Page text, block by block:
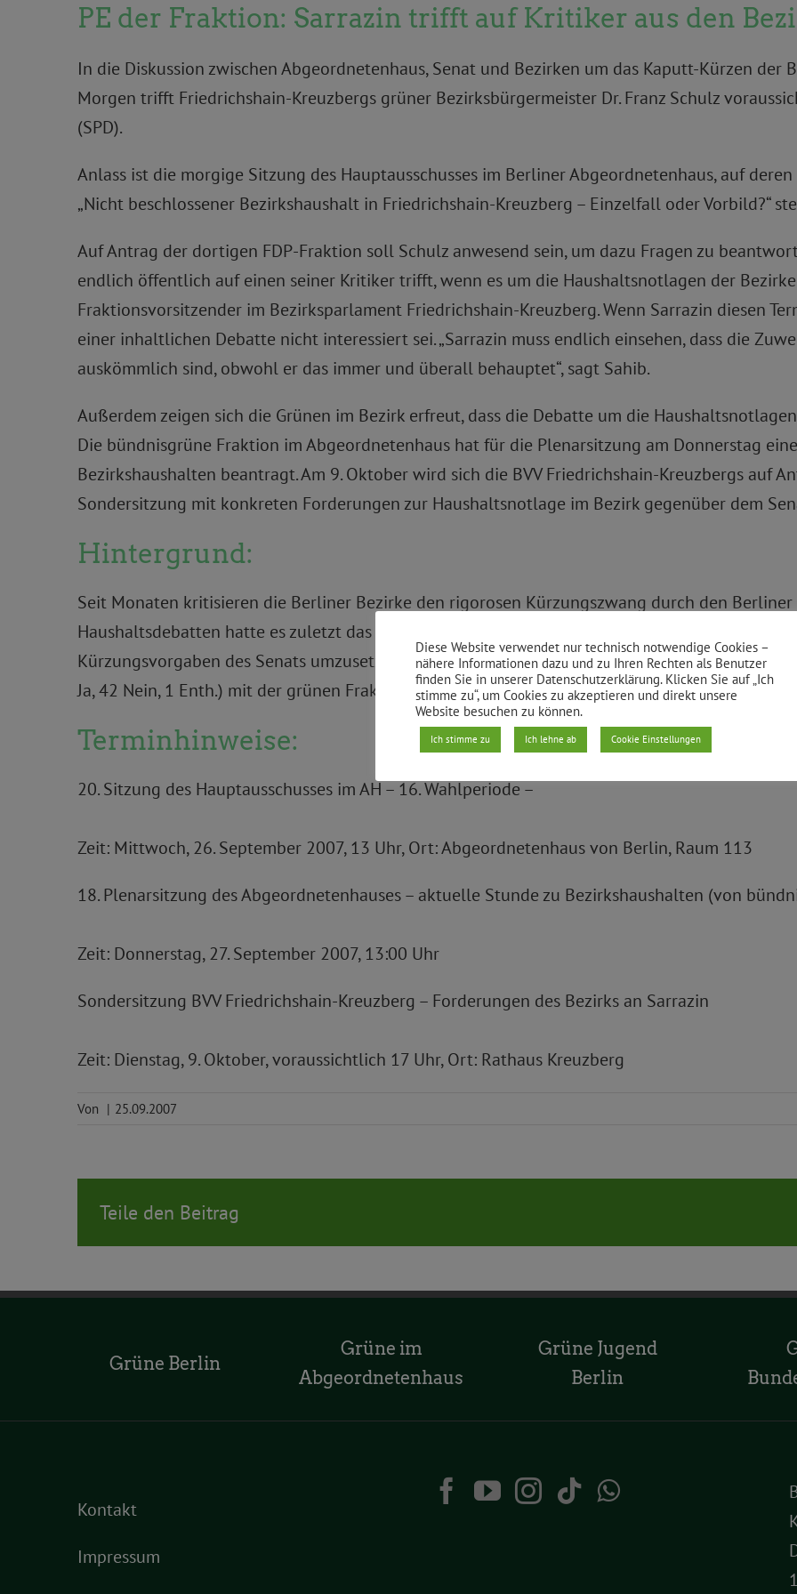
PE der Fraktion: Sarrazin trifft auf Kritiker aus den
In die Diskussion zwischen Abgeordnetenhaus, Senat und Bezirken um das Kaputt-Kürzen der
Morgen trifft Friedrichshain-Kreuzbergs grüner Bezirksbürgermeister Dr. Franz Schulz
(SPD).
Anlass ist die morgige Sitzung des Hauptausschusses im Berliner Abgeordnetenhaus, auf
„Nicht beschlossener Bezirkshaushalt in Friedrichshain-Kreuzberg – Einzelfall oder Vorbild?“
Auf Antrag der dortigen FDP-Fraktion soll Schulz anwesend sein, um dazu Fragen zu
endlich öffentlich auf einen seiner Kritiker trifft, wenn es um die Haushaltsnotlagen der
Fraktionsvorsitzender im Bezirksparlament Friedrichshain-Kreuzberg. Wenn Sarrazin diesen
einer inhaltlichen Debatte nicht interessiert sei. „Sarrazin muss endlich einsehen, dass die
auskömmlich sind, obwohl er das immer und überall behauptet“, sagt Sahib.
Außerdem zeigen sich die Grünen im Bezirk erfreut, dass die Debatte um die
Die bündnisgrüne Fraktion im Abgeordnetenhaus hat für die Plenarsitzung am Donnerstag
Bezirkshaushalten beantragt. Am 9. Oktober wird sich die BVV Friedrichshain-Kreuzbergs auf
Sondersitzung mit konkreten Forderungen zur Haushaltsnotlage im Bezirk gegenüber dem
Hintergrund:
Seit Monaten kritisieren die Berliner Bezirke den rigorosen Kürzungszwang durch den
Haushaltsdebatten hatte es zuletzt das Bezirksparlament von Friedrichshain-Kreuzberg
Kürzungsvorgaben des Senats umzusetzen. In der Sitzung am vergangenen Mittwoch
Ja, 42 Nein, 1 Enth.) mit der grünen Fraktion gegen einen Haushaltsplan für die Jahre 2008
Terminhinweise:
20. Sitzung des Hauptausschusses im AH – 16. Wahlperiode –
Zeit: Mittwoch, 26. September 2007, 13 Uhr, Ort: Abgeordnetenhaus von Berlin, Raum 113
18. Plenarsitzung des Abgeordnetenhauses – aktuelle Stunde zu Bezirkshaushalten (von
Zeit: Donnerstag, 27. September 2007, 13:00 Uhr
Sondersitzung BVV Friedrichshain-Kreuzberg – Forderungen des Bezirks an Sarrazin
Zeit: Dienstag, 9. Oktober, voraussichtlich 17 Uhr, Ort: Rathaus Kreuzberg
Von | 25.09.2007
Teile den Beitrag
Grüne Berlin
Grüne im
Abgeordnetenhaus
Grüne Jugend
Berlin
Kontakt
Impressum
Diese Website verwendet nur technisch notwendige Cookies –
nähere Informationen dazu und zu Ihren Rechten als Benutzer
finden Sie in unserer Datenschutzerklärung. Klicken Sie auf „Ich
stimme zu“, um Cookies zu akzeptieren und direkt unsere
Website besuchen zu können.
Ich stimme zu Ich lehne ab Cookie Einstellungen